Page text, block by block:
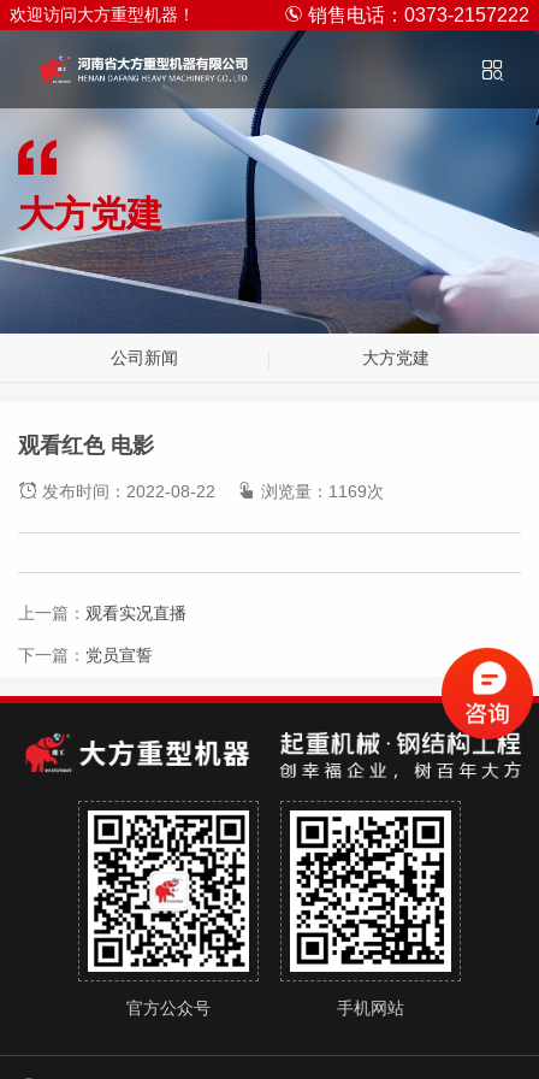
欢迎访问大方重型机器！ 销售电话：0373-2157222
大方党建
INFORMATION
公司新闻 大方党建
观看红色 电影
发布时间：2022-08-22 浏览量：1169次
上一篇： 观看实况直播
下一篇： 党员宣誓
官方公众号 手机网站